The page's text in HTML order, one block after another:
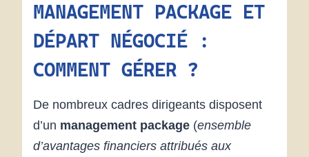
MANAGEMENT PACKAGE ET
DÉPART NÉGOCIÉ :
COMMENT GÉRER ?
De nombreux cadres dirigeants disposent
d’un management package (ensemble
d’avantages financiers attribués aux